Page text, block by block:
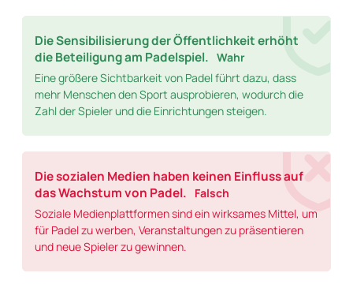
Die Sensibilisierung der Öffentlichkeit erhöht
die Beteiligung am Padelspiel. Wahr
Eine größere Sichtbarkeit von Padel führt dazu, dass
mehr Menschen den Sport ausprobieren, wodurch die
Zahl der Spieler und die Einrichtungen steigen.
Die sozialen Medien haben keinen Einfluss auf
das Wachstum von Padel.
Falsch
Soziale Medienplattformen sind ein wirksames Mittel, um
für Padel zu werben, Veranstaltungen zu präsentieren
und neue Spieler zu gewinnen.